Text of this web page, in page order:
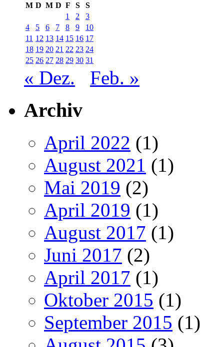
M D M D F S
S
1
2
3
4
5 6 7 8 9
10
11 12 13 14 15 16 17
18 19 20 21 22 23 24
25 26 27 28 29 30 31
« Dez. Feb. »
Archiv
April 2022 (1)
August 2021 (1)
Mai 2019 (2)
April 2019 (1)
August 2017 (1)
Juni 2017 (2)
April 2017 (1)
Oktober 2015 (1)
September 2015 (1)